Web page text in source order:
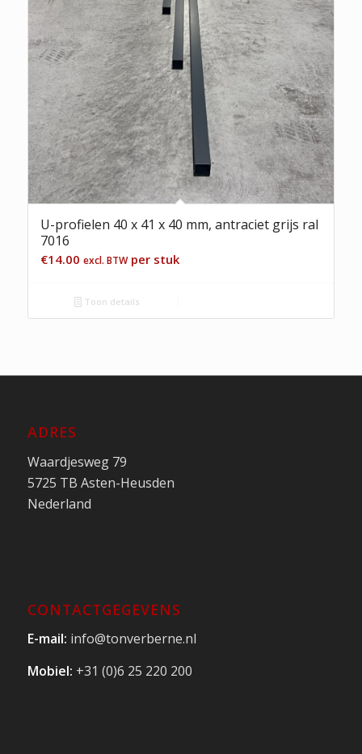
U-profielen 40 x 41 x 40 mm, antraciet grijs ral
7016
€14.00 excl. BTWper stuk
Toon details
ADRES
Waardjesweg 79
5725 TB Asten-Heusden
Nederland
CONTACTGEGEVENS
E-mail: info@tonverberne.nl
Mobiel: +31 (0)6 25 220 200